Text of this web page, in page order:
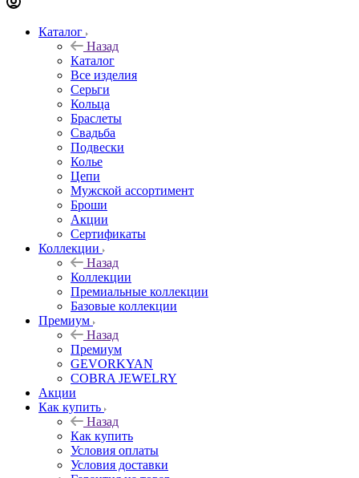
Каталог
Назад
Каталог
Все изделия
Серьги
Кольца
Браслеты
Свадьба
Подвески
Колье
Цепи
Мужской ассортимент
Броши
Акции
Сертификаты
Коллекции
Назад
Коллекции
Премиальные коллекции
Базовые коллекции
Премиум
Назад
Премиум
GEVORKYAN
COBRA JEWELRY
Акции
Как купить
Назад
Как купить
Условия оплаты
Условия доставки